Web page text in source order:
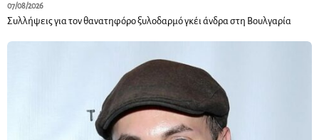
07/08/2026
Συλλήψεις για τον θανατηφόρο ξυλοδαρμό γκέι άνδρα στη Βουλγαρία